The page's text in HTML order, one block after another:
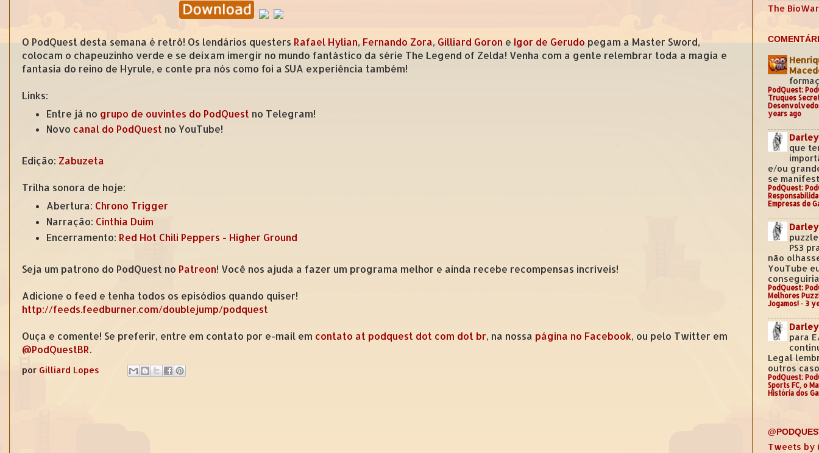
O PodQuest desta semana é retrô! Os lendários questers Rafael Hylian, Fernando Zora, Gilliard Goron e Igor de Gerudo pegam a Master Sword,
colocam o chapeuzinho verde e se deixam imergir no mundo fantástico da série The Legend of Zelda! Venha com a gente relembrar toda a magia e
fantasia do reino de Hyrule, e conte pra nós como foi a SUA experiência também!
Links:
Entre já no grupo de ouvintes do PodQuest no Telegram!
Novo canal do PodQuest no YouTube!
Edição: Zabuzeta
Trilha sonora de hoje:
Abertura: Chrono Trigger
Narração: Cinthia Duim
Encerramento: Red Hot Chili Peppers - Higher Ground
Seja um patrono do PodQuest no Patreon! Você nos ajuda a fazer um programa melhor e ainda recebe recompensas incríveis!
Adicione o feed e tenha todos os episódios quando quiser!
http://feeds.feedburner.com/doublejump/podquest
Ouça e comente! Se preferir, entre em contato por e-mail em contato at podquest dot com dot br, na nossa página no Facebook, ou pelo Twitter em
@PodQuestBR.
por Gilliard Lopes
The
PodQuest:
Truques
years ago
que
e/ou
se
PodQuest:
Empresas de
PS3
não
YouTube
PodQuest:
Melhores
Jogamos! · 3
para
Legal
outros
PodQuest:
Sports FC, o
História dos
Tweets by